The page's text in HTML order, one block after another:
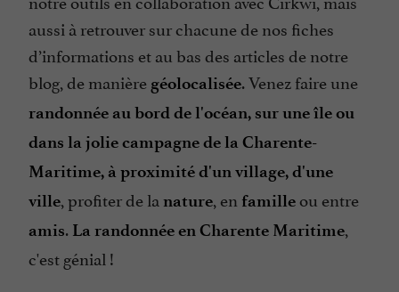
aussi à retrouver sur chacune de nos fiches
d’informations et au bas des articles de notre
blog, de manière géolocalisée. Venez faire une
randonnée au bord de l'océan, sur une île ou
dans la jolie campagne de la Charente-
Maritime, à proximité d'un village, d'une
ville, profiter de la nature, en famille ou entre
amis. La randonnée en Charente Maritime,
c'est génial !